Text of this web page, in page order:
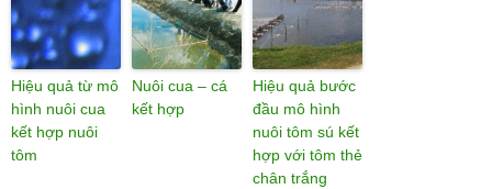
Hiệu quả từ mô
hình nuôi cua
kết hợp nuôi
tôm
Nuôi cua – cá
kết hợp
Hiệu quả bước
đầu mô hình
nuôi tôm sú kết
hợp với tôm thẻ
chân trắng